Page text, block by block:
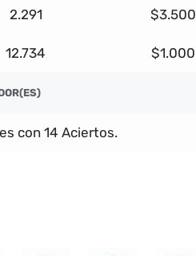
2.291 $3.500
12.734 $1.000
con 14 Aciertos.